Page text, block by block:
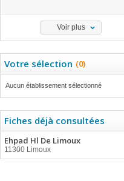
Voir plus
Votre sélection (0)
Aucun établissement sélectionné
Fiches déjà consultées
Ehpad Hl De Limoux
11300 Limoux